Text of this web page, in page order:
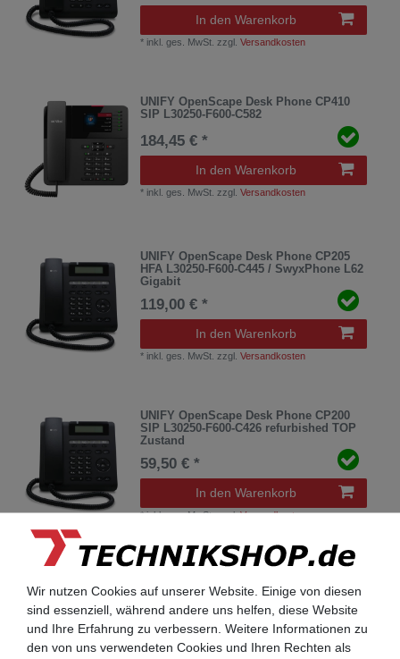
In den Warenkorb
* inkl. ges. MwSt. zzgl.Versandkosten
UNIFY OpenScape Desk Phone CP410
SIP L30250-F600-C582
184,45 € *
In den Warenkorb
* inkl. ges. MwSt. zzgl.Versandkosten
UNIFY OpenScape Desk Phone CP205
HFA L30250-F600-C445 / SwyxPhone L62
Gigabit
119,00 € *
In den Warenkorb
* inkl. ges. MwSt. zzgl.Versandkosten
UNIFY OpenScape Desk Phone CP200
SIP L30250-F600-C426 refurbished TOP
Zustand
59,50 € *
In den Warenkorb
*inkl. ges. MwSt.zzgl.Versandkosten
HFA L30250-F600-C295 refurbished TOP
Zustand
113,05 € *
In den Warenkorb
Wir nutzen Cookies auf unserer Website. Einige von diesen
sind essenziell, während andere uns helfen, diese Website
und Ihre Erfahrung zu verbessern. Weitere Informationen zu
den von uns verwendeten Cookies und Ihren Rechten als